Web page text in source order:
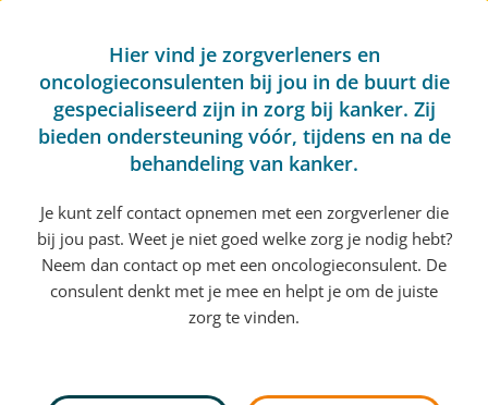
Hier vind je zorgverleners en
oncologieconsulenten bij jou in de buurt die
gespecialiseerd zijn in zorg bij kanker. Zij
bieden ondersteuning vóór, tijdens en na de
behandeling van kanker.
Je kunt zelf contact opnemen met een zorgverlener die
bij jou past. Weet je niet goed welke zorg je nodig hebt?
Neem dan contact op met een oncologieconsulent. De
consulent denkt met je mee en helpt je om de juiste
zorg te vinden.